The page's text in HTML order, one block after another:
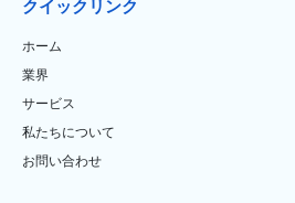
クイックリンク
ホーム
業界
サービス
私たちについて
お問い合わせ